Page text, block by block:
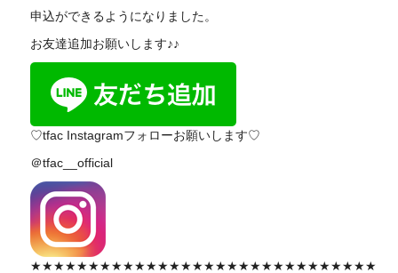
申込ができるようになりました。
お友達追加お願いします♪♪
♡tfac Instagramフォローお願いします♡
＠tfac__official
★★★★★★★★★★★★★★★★★★★★★★★★★★★★★★